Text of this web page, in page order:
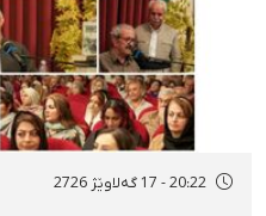
20:22 - 17 گەلاوێژ 2726